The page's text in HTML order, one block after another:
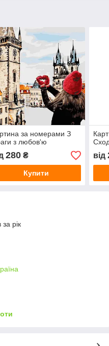
за номерами З
з любов'ю
280₴
Купити
від
рік